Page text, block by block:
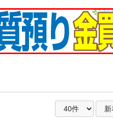
靴
手袋
帽子
サングラス
ライター
ネクタイ
ベルト
マフラー系
キーホルダー
食器・陶器
版画
その他